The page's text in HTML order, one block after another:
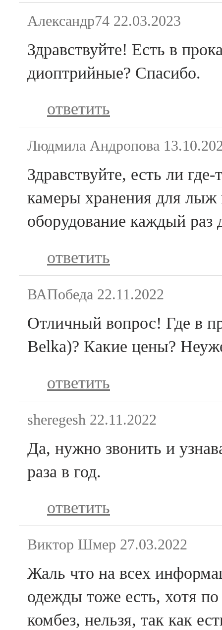
Александр74 22.03.2023
Здравствуйте! Есть в
диоптрийные? Спасибо.
ответить
Людмила Андропова
Здравствуйте, есть ли
камеры хранения для лыж
оборудование каждый
ответить
ВАПобеда 22.11.2022
Отличный вопрос! Где в
Belka)? Какие цены?
ответить
sheregesh 22.11.2022
Да, нужно звонить и
раза в год.
ответить
Виктор Шмер 27.03.2022
Жаль что на всех
одежды тоже есть, хотя
комбез, нельзя, так как